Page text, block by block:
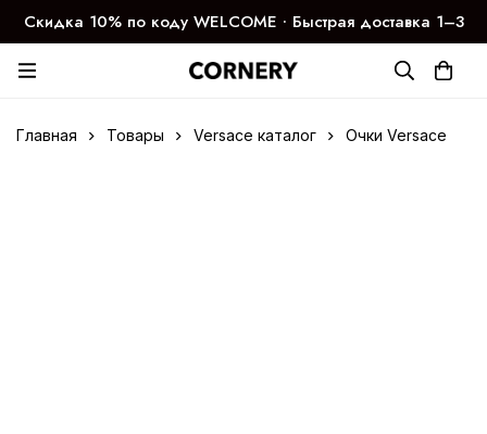
Скидка 10% по коду WELCOME ∙ Быстрая доставка 1–3
дня
Главная Товары Versace каталог Очки Versace